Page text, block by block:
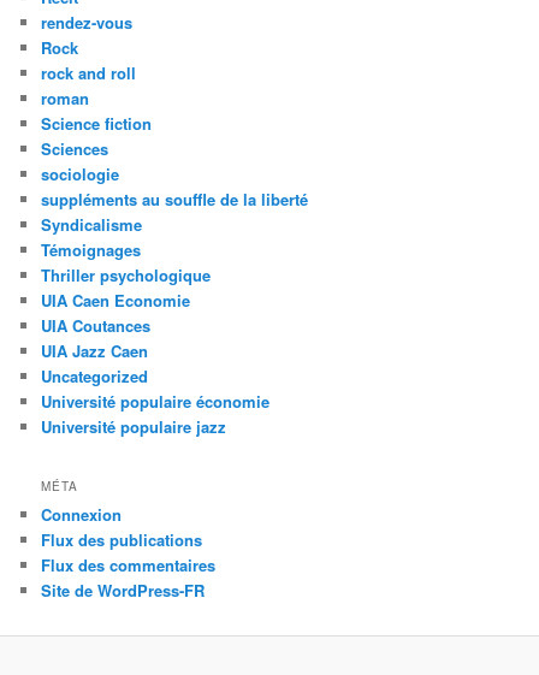
rendez-vous
Rock
rock and roll
roman
Science fiction
Sciences
sociologie
suppléments au souffle de la liberté
Syndicalisme
Témoignages
Thriller psychologique
UIA Caen Economie
UIA Coutances
UIA Jazz Caen
Uncategorized
Université populaire économie
Université populaire jazz
MÉTA
Connexion
Flux des publications
Flux des commentaires
Site de WordPress-FR